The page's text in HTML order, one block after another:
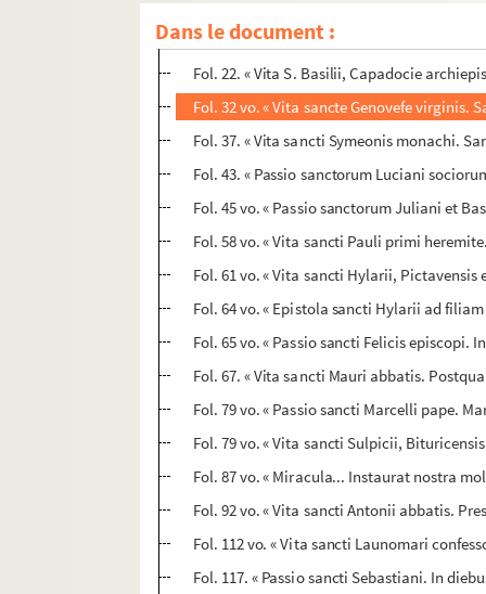
Dans le document :
Fol. 21. « Passio sancte Columbe virginis.
Fol. 21 vo. « Prologus Amphylochii,
Fol. 22. « Vita S. Basilii, Capadocie
Fol. 32 vo. « Vita sancte Genovefe virginis.
Fol. 37. « Vita sancti Symeonis monachi.
Fol. 43. « Passio sanctorum Luciani
Fol. 45 vo. « Passio sanctorum Juliani et
Fol. 58 vo. « Vita sancti Pauli primi
Fol. 61 vo. « Vita sancti Hylarii,
Fol. 64 vo. « Epistola sancti Hylarii ad
Fol. 65 vo. « Passio sancti Felicis
Fol. 67. « Vita sancti Mauri abbatis.
Fol. 79 vo. « Passio sancti Marcelli pape.
Fol. 79 vo. « Vita sancti Sulpicii,
Fol. 87 vo. « Miracula... Instaurat nostra
Fol. 92 vo. « Vita sancti Antonii abbatis.
Fol. 112 vo. « Vita sancti Launomari
Fol. 117. « Passio sancti Sebastiani. In